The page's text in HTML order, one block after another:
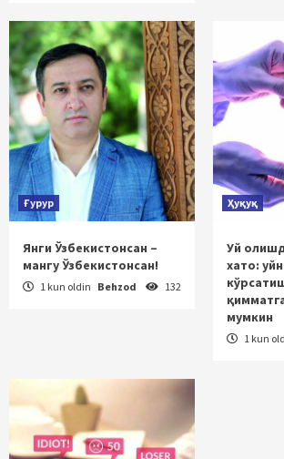
Ғурур
Янги Ўзбекистонсан –
мангу Ўзбекистонсан!
1 kun oldin Behzod 132
Ҳуқуқ
Уй
хато:
мумкин
1 kun